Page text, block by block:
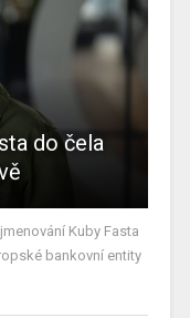
do čela
Kuby Fasta
bankovní entity